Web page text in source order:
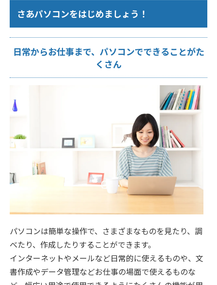
さあパソコンをはじめましょう！
日常からお仕事まで、パソコンでできることがた
くさん
パソコンは簡単な操作で、さまざまなものを見たり、調
べたり、作成したりすることができます。
インターネットやメールなど日常的に使えるものや、文
書作成やデータ管理などお仕事の場面で使えるものな